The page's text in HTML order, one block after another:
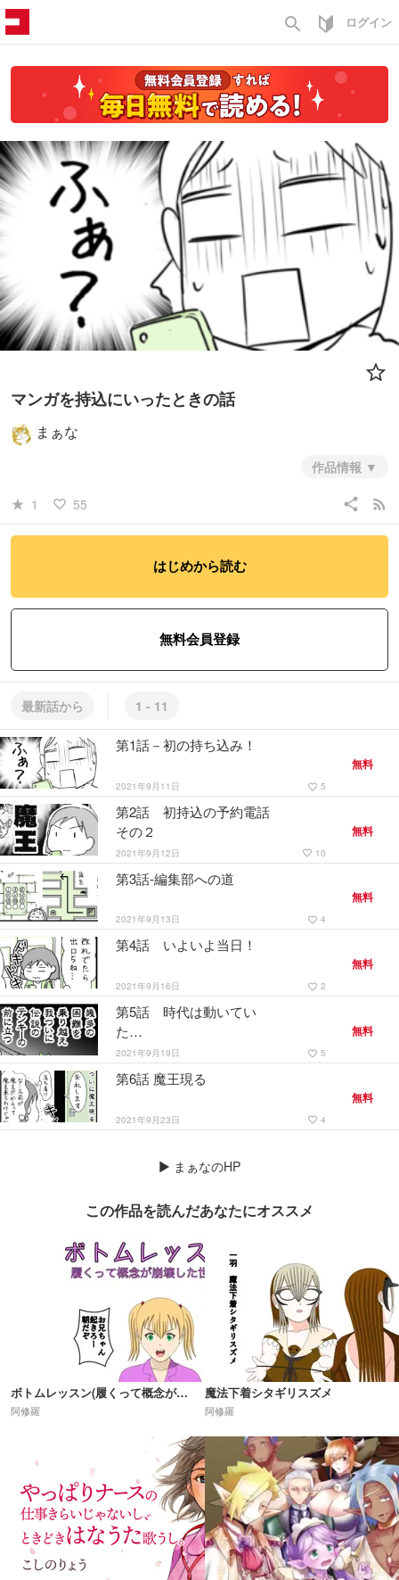
search ログイン
マンガを持込にいったときの話
まぁな
作品情報
star_rate 1 favorite_border 55 share rss_feed
はじめから読む
無料会員登録
最新話から 1 - 11
第1話－初の持ち込み！
2021年9月11日 favorite_border 5
無料
第2話 初持込の予約電話
その２
2021年9月12日 favorite_border 10
無料
第3話-編集部への道
2021年9月13日 favorite_border 4
無料
第4話 いよいよ当日！
2021年9月16日 favorite_border 2
無料
第5話 時代は動いてい
た…
2021年9月19日 favorite_border 5
無料
第6話 魔王現る
2021年9月23日 favorite_border 4
無料
▶ まぁなのHP
この作品を読んだあなたにオススメ
ボトムレッスン(履くって概念が崩壊した世界)R18
阿修羅
魔法下着シタギリスズメ
阿修羅